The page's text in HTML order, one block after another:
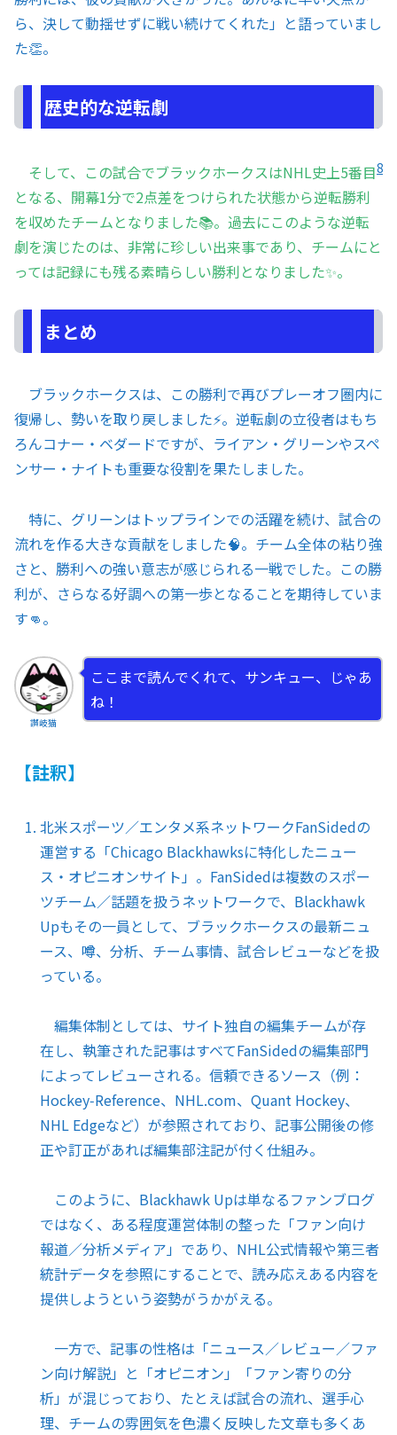
ら、決して動揺せずに戦い続けてくれた」と語っていまし
た👏。
歴史的な逆転劇
そして、この試合でブラックホークスはNHL史上5番目8
となる、開幕1分で2点差をつけられた状態から逆転勝利
を収めたチームとなりました📚。過去にこのような逆転
劇を演じたのは、非常に珍しい出来事であり、チームにと
っては記録にも残る素晴らしい勝利となりました✨。
まとめ
ブラックホークスは、この勝利で再びプレーオフ圏内に
復帰し、勢いを取り戻しました⚡。逆転劇の立役者はもち
ろんコナー・ベダードですが、ライアン・グリーンやスペ
ンサー・ナイトも重要な役割を果たしました。
特に、グリーンはトップラインでの活躍を続け、試合の
流れを作る大きな貢献をしました🧠。チーム全体の粘り強
さと、勝利への強い意志が感じられる一戦でした。この勝
利が、さらなる好調への第一歩となることを期待していま
す👊。
讃岐猫
ここまで読んでくれて、サンキュー、じゃあ
ね！
【註釈】
北米スポーツ／エンタメ系ネットワークFanSidedの
運営する「Chicago Blackhawksに特化したニュー
ス・オピニオンサイト」。FanSidedは複数のスポー
ツチーム／話題を扱うネットワークで、Blackhawk
Upもその一員として、ブラックホークスの最新ニュ
ース、噂、分析、チーム事情、試合レビューなどを扱
っている。
編集体制としては、サイト独自の編集チームが存
在し、執筆された記事はすべてFanSidedの編集部門
によってレビューされる。信頼できるソース（例：
Hockey‑Reference、NHL.com、Quant Hockey、
NHL Edgeなど）が参照されており、記事公開後の修
正や訂正があれば編集部注記が付く仕組み。
このように、Blackhawk Upは単なるファンブログ
ではなく、ある程度運営体制の整った「ファン向け
報道／分析メディア」であり、NHL公式情報や第三者
統計データを参照にすることで、読み応えある内容を
提供しようという姿勢がうかがえる。
一方で、記事の性格は「ニュース／レビュー／ファ
ン向け解説」と「オピニオン」「ファン寄りの分
析」が混じっており、たとえば試合の流れ、選手心
理、チームの雰囲気を色濃く反映した文章も多くあ